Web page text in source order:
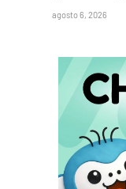
agosto 6, 2026